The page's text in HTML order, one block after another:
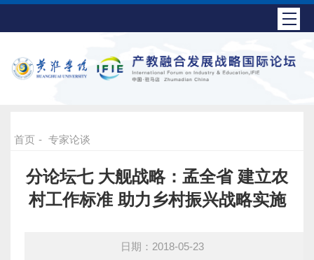
首页 - 专家论谈
分论坛七 大舰战略：孟全省 建立农
村工作标准 助力乡村振兴战略实施
日期：2018-05-23